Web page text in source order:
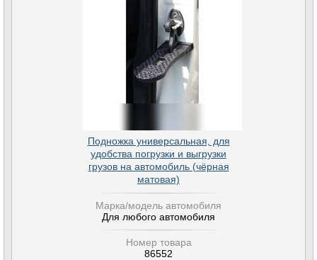
Подножка универсальная, для
удобства погрузки и выгрузки
грузов на автомобиль (чёрная
матовая)
Марка/модель автомобиля
Для любого автомобиля
Номер товара
86552